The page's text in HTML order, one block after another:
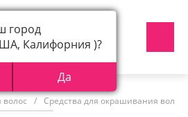
волос / Средства для окрашивания волос
город
Калифорния )?
Да